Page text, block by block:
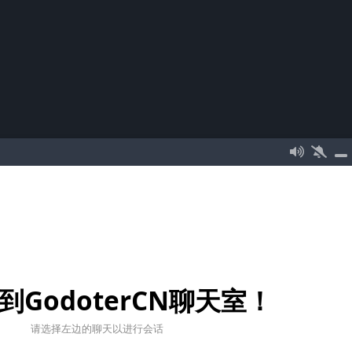
GodoterCN聊天室！
请选择左边的聊天以进行会话